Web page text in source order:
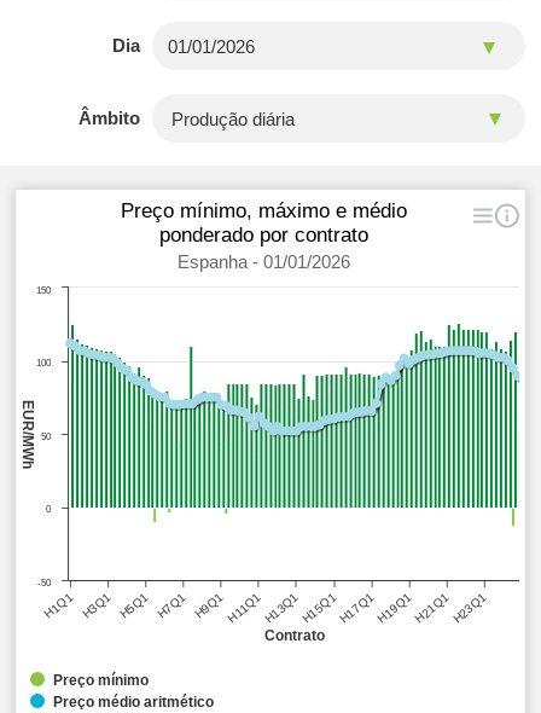
Dia
Âmbito
Contrato
EUR/MWh
Preço mínimo, máximo e médio
ponderado por contrato
Espanha - 01/01/2026
H1Q1 H3Q1 H5Q1 H7Q1 H9Q1H11Q1H13Q1H15Q1H17Q1H19Q1H21Q1H23Q1
0
50
100
150
-50
Preço mínimo
Preço médio aritmético